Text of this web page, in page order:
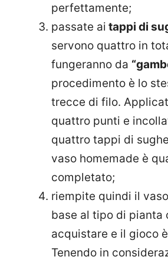
perfettamente;
passate ai tappi di
servono quattro in
fungeranno da
procedimento è lo
trecce di filo.
quattro punti e
quattro tappi di
vaso homemade è
completato;
riempite quindi il
base al tipo di pianta
acquistare e il gioco
Tenendo in